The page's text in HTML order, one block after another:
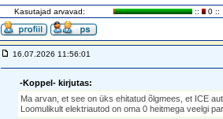
Kasutajad arvavad: :: 0 ::
16.07.2026 11:56:01
-Koppel- kirjutas:
Ma arvan, et see on üks ehitatud õlgmees, et ICE
Loomulikult elektriautod on oma 0 heitmega veelgi